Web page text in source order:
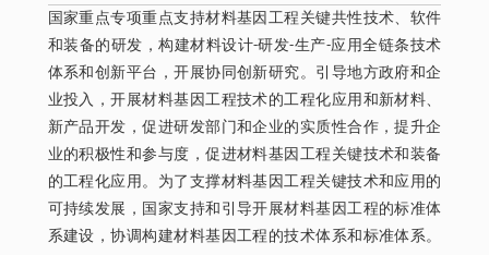
国家重点专项重点支持材料基因工程关键共性技术、软件
和装备的研发，构建材料设计-研发-生产-应用全链条技术
体系和创新平台，开展协同创新研究。引导地方政府和企
业投入，开展材料基因工程技术的工程化应用和新材料、
新产品开发，促进研发部门和企业的实质性合作，提升企
业的积极性和参与度，促进材料基因工程关键技术和装备
的工程化应用。为了支撑材料基因工程关键技术和应用的
可持续发展，国家支持和引导开展材料基因工程的标准体
系建设，协调构建材料基因工程的技术体系和标准体系。